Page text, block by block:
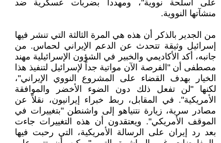
على أسلحة نووية"، ومهدداً بضربات عسكرية ضد
منشآتها النووية.
من الجدير بالذكر أن هذه هي المرة الثالثة التي تنشر فيها
إسرائيل وثيقة تتحدث عن الدعم الإيراني لحماس. من
جانبه، أكد الأكاديمي والخبير في الشؤون الإسرائيلية مهند
مصطفى أن "الفرصة الآن مواتية جداً لإسرائيل لتنفيذ هذا
الخيار بهدف القضاء على المشروع النووي الإيراني"،
لكنها "لن تفعل ذلك دون الضوء الأخضر والموافقة
الأمريكية". في المقابل، ربط خبراء إيرانيون، نقلاً عن
مصادر سرية، زيارة نتنياهو إلى واشنطن "بتغييرات في
الموقف الأمريكي". ويعتقدون أن هذه التغييرات جاءت
بعد رد إيران على الرسالة الأمريكية، التي رحبت فيها